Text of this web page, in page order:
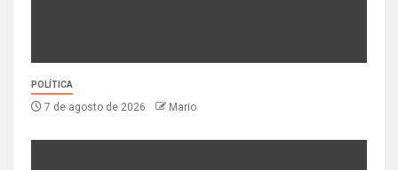
POLÍTICA
7 de agosto de 2026 Mario